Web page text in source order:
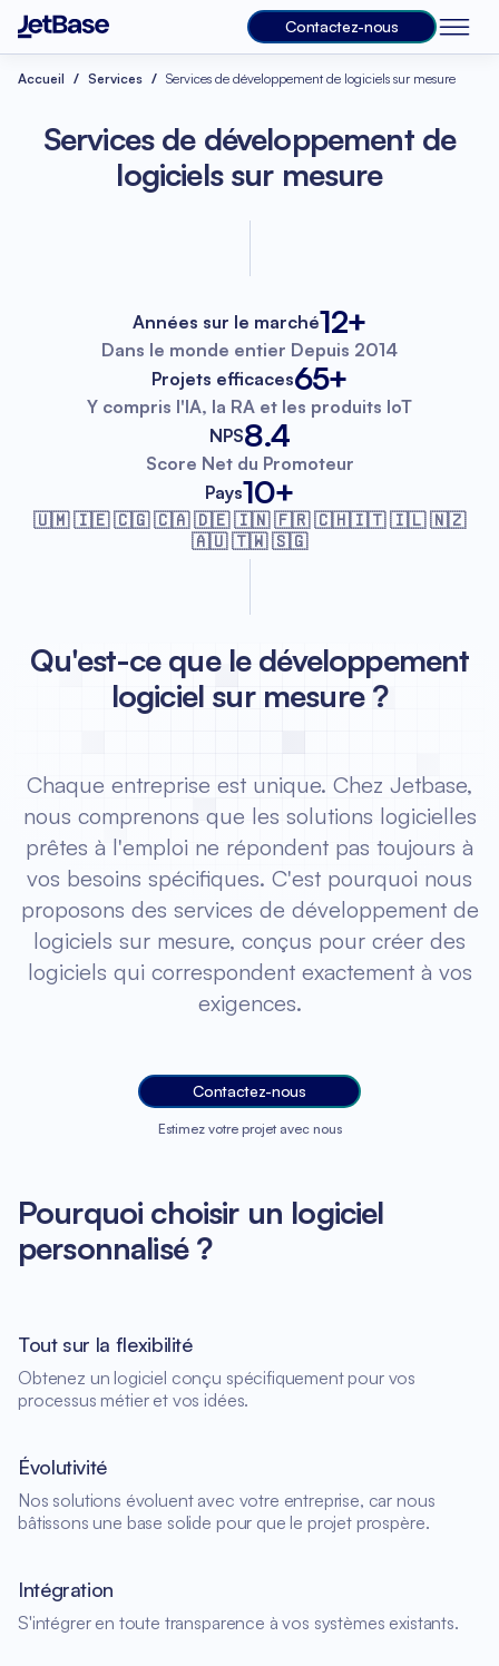
Contactez-nous
Accueil Services Services de développement de logiciels sur mesure
Services de développement de
logiciels sur mesure
Années sur le marché12+
Dans le monde entier Depuis 2014
Projets efficaces65+
Y compris l'IA, la RA et les produits IoT
NPS8.4
Score Net du Promoteur
Pays10+
🇺🇲 🇮🇪 🇨🇬 🇨🇦 🇩🇪 🇮🇳 🇫🇷🇨🇭🇮🇹 🇮🇱 🇳🇿
🇦🇺 🇹🇼 🇸🇬
Qu'est-ce que le développement
logiciel sur mesure ?
Chaque entreprise est unique. Chez Jetbase,
nous comprenons que les solutions logicielles
prêtes à l'emploi ne répondent pas toujours à
vos besoins spécifiques. C'est pourquoi nous
proposons des services de développement de
logiciels sur mesure, conçus pour créer des
logiciels qui correspondent exactement à vos
exigences.
Contactez-nous
Estimez votre projet avec nous
Pourquoi choisir un logiciel
personnalisé ?
Tout sur la flexibilité
Obtenez un logiciel conçu spécifiquement pour vos
processus métier et vos idées.
Évolutivité
Nos solutions évoluent avec votre entreprise, car nous
bâtissons une base solide pour que le projet prospère.
Intégration
S'intégrer en toute transparence à vos systèmes existants.